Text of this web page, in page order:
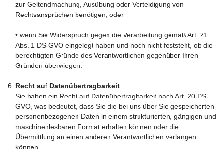
zur Geltendmachung, Ausübung oder Verteidigung von
Rechtsansprüchen benötigen, oder
• wenn Sie Widerspruch gegen die Verarbeitung gemäß Art. 21
Abs. 1 DS-GVO eingelegt haben und noch nicht feststeht, ob die
berechtigten Gründe des Verantwortlichen gegenüber Ihren
Gründen überwiegen.
Recht auf Datenübertragbarkeit
Sie haben ein Recht auf Datenübertragbarkeit nach Art. 20 DS-
GVO, was bedeutet, dass Sie die bei uns über Sie gespeicherten
personenbezogenen Daten in einem strukturierten, gängigen und
maschinenlesbaren Format erhalten können oder die
Übermittlung an einen anderen Verantwortlichen verlangen
können.